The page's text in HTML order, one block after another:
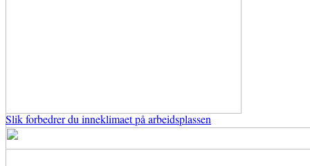
Slik forbedrer du inneklimaet på arbeidsplassen